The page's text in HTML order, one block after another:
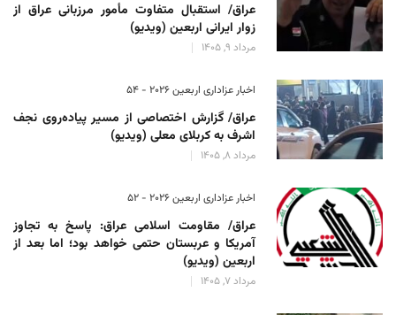
عراق/ استقبال متفاوت مأمور مرزبانی عراق از
زوار ایرانی اربعین (ویدیو)
مرداد 9, 1405
اخبار عزاداری اربعین ۲۰۲۶ - 54
عراق/ گزارش اختصاصی از مسیر پیاده‌روی نجف
اشرف به کربلای معلی (ویدیو)
مرداد 8, 1405
اخبار عزاداری اربعین ۲۰۲۶ - 52
عراق/ مقاومت اسلامی عراق: پاسخ به تجاوز
آمریکا و عربستان حتمی خواهد بود؛ اما بعد از
اربعین (ویدیو)
مرداد 7, 1405